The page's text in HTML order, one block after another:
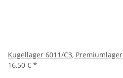
Kugellager 6011/C3, Premiumlager
16,50 € *